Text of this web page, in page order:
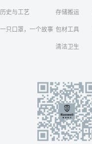
历史与工艺
一只口罩，一个故事
存储搬运
包材工具
清洁卫生